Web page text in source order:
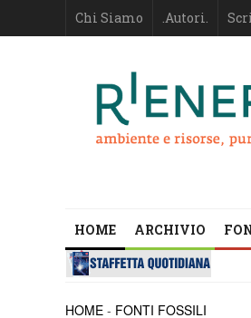
Chi Siamo .Autori.
HOME ARCHIVIO
HOME - FONTI FOSSILI